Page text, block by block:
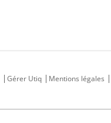
Gérer Utiq Mentions légales